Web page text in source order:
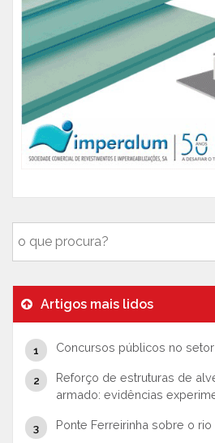
Artigos mais lidos
Concursos públicos no
Reforço de estruturas de
armado: evidências
Ponte Ferreirinha sobre o rio